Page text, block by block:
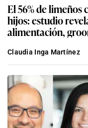
El 56% de limeños
hijos: estudio
alimentación,
Claudia Inga Martínez